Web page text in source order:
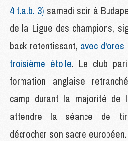
4 t.a.b. 3) samedi soir à
de la Ligue des champions,
back retentissant, avec d'ores
troisième étoile. Le club
formation anglaise
camp durant la majorité de
attendre la séance de
décrocher son sacre européen.